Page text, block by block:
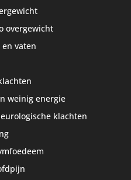
overgewicht
vaten
weinig energie
klachten